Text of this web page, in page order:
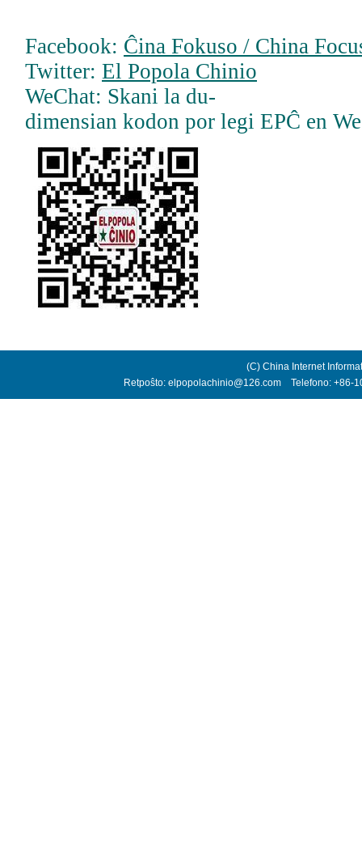
Facebook: Ĉina Fokuso / China
Twitter: El Popola Chinio
WeChat: Skani la du-
dimensian kodon por legi EPĈ en
(C) China Internet
Retpoŝto: elpopolachinio@126.com Telefono: +86-